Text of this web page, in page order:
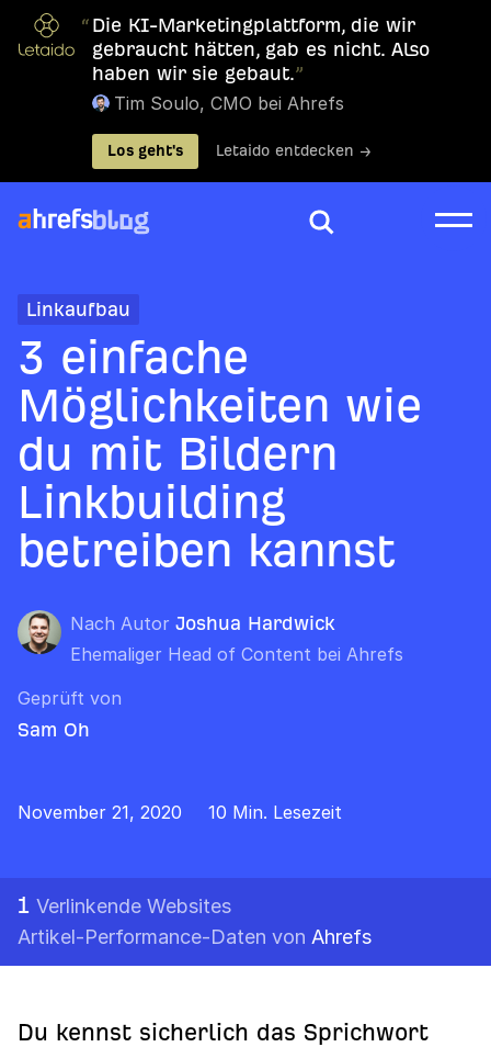
“ Die KI-Marketingplattform, die wir
gebraucht hätten, gab es nicht. Also
haben wir sie gebaut.”
Tim Soulo, CMO bei Ahrefs
Los geht's Letaido entdecken →
Linkaufbau
3 einfache
Möglichkeiten wie
du mit Bildern
Linkbuilding
betreiben kannst
Nach Autor Joshua Hardwick
Ehemaliger Head of Content bei Ahrefs
Geprüft von
Sam Oh
November 21, 2020 10 Min. Lesezeit
1 Verlinkende Websites
Artikel-Performance-Daten von Ahrefs
Du kennst sicherlich das Sprichwort